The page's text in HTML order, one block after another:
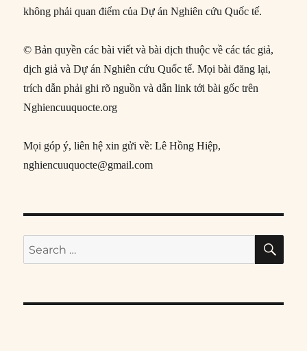
không phải quan điểm của Dự án Nghiên cứu Quốc tế.
© Bản quyền các bài viết và bài dịch thuộc về các tác giả,
dịch giả và Dự án Nghiên cứu Quốc tế. Mọi bài đăng lại,
trích dẫn phải ghi rõ nguồn và dẫn link tới bài gốc trên
Nghiencuuquocte.org
Mọi góp ý, liên hệ xin gửi về: Lê Hồng Hiệp,
nghiencuuquocte@gmail.com
Search
for: